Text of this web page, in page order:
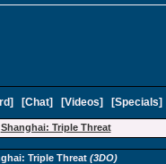
] [Chat] [Videos] [Specials
Shanghai: Triple Threat
Triple Threat (3DO)